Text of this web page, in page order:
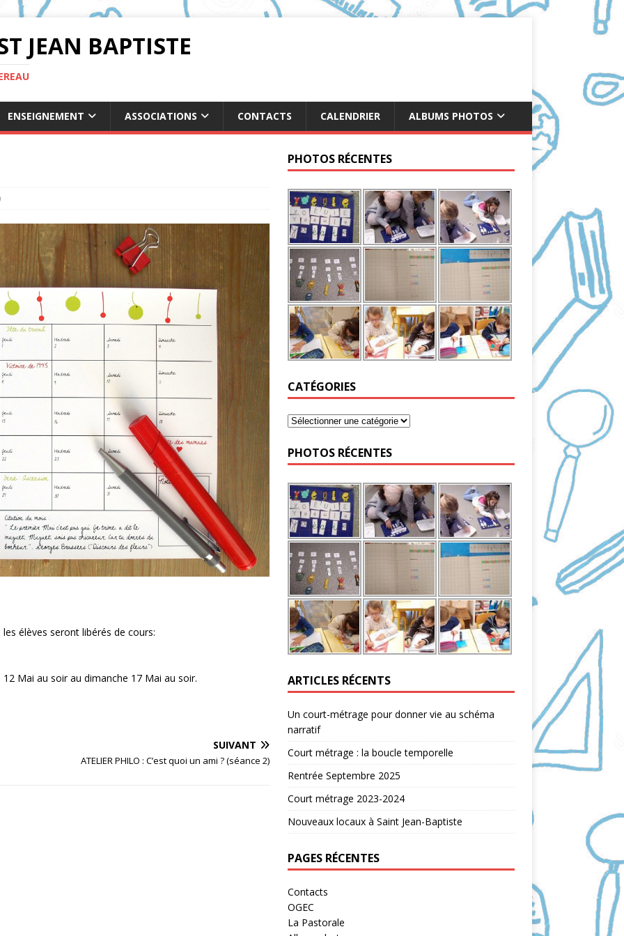
JEAN BAPTISTE
ENSEIGNEMENT ASSOCIATIONS CONTACTS CALENDRIER ALBUMS PHOTOS
élèves seront libérés de cours:
Mai au soir au dimanche 17 Mai au soir.
SUIVANT
ATELIER PHILO : C’est quoi un ami ? (séance 2)
PHOTOS RÉCENTES
CATÉGORIES
PHOTOS RÉCENTES
ARTICLES RÉCENTS
Un court-métrage pour donner vie au schéma
narratif
Court métrage : la boucle temporelle
Rentrée Septembre 2025
Court métrage 2023-2024
Nouveaux locaux à Saint Jean-Baptiste
PAGES RÉCENTES
Contacts
OGEC
La Pastorale